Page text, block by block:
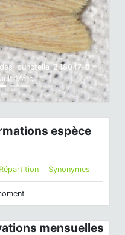
©
Marc
Next
espèce
Répartition Synonymes
mensuelles